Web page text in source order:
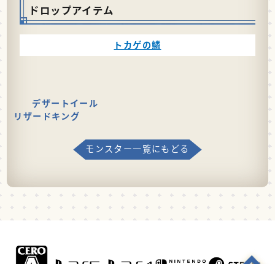
ドロップアイテム
トカゲの鱗
デザートイール
リザードキング
モンスター一覧にもどる